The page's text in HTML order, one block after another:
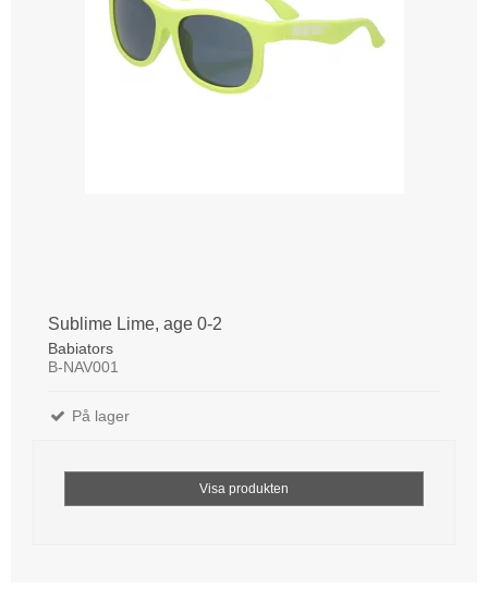
Sublime Lime, age 0-2
Babiators
B-NAV001
På lager
Visa produkten